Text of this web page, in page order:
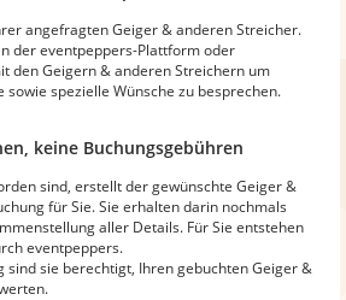
angefragten Geiger & anderen Streicher.
der eventpeppers-Plattform oder
den Geigern & anderen Streichern um
sowie spezielle Wünsche zu besprechen.
keine Buchungsgebühren
sind, erstellt der gewünschte Geiger &
für Sie. Sie erhalten darin nochmals
aller Details. Für Sie entstehen
eventpeppers.
sind sie berechtigt, Ihren gebuchten Geiger &